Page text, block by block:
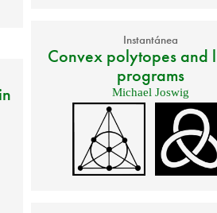
Instantánea
Convex polytopes and
programs
Michael Joswig